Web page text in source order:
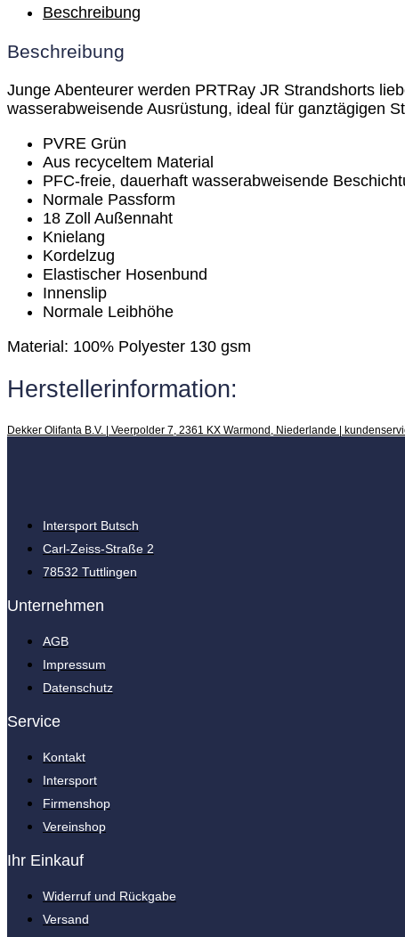
Beschreibung
Beschreibung
Junge Abenteurer werden PRTRay JR Strandshorts
wasserabweisende Ausrüstung, ideal für ganztägigen
PVRE Grün
Aus recyceltem Material
PFC-freie, dauerhaft wasserabweisende
Normale Passform
18 Zoll Außennaht
Knielang
Kordelzug
Elastischer Hosenbund
Innenslip
Normale Leibhöhe
Material: 100% Polyester 130 gsm
Herstellerinformation:
Dekker Olifanta B.V. | Veerpolder 7, 2361 KX Warmond, Niederlande |
Intersport Butsch
Carl-Zeiss-Straße 2
78532 Tuttlingen
Unternehmen
AGB
Impressum
Datenschutz
Service
Kontakt
Intersport
Firmenshop
Vereinshop
Ihr Einkauf
Widerruf und Rückgabe
Versand